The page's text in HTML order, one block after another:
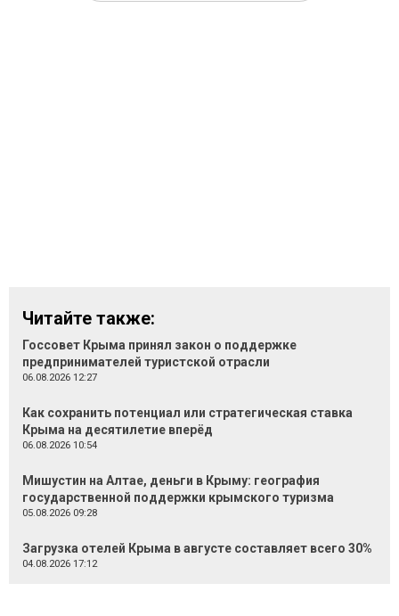
Читайте также:
Госсовет Крыма принял закон о поддержке
предпринимателей туристской отрасли
06.08.2026 12:27
Как сохранить потенциал или стратегическая ставка
Крыма на десятилетие вперёд
06.08.2026 10:54
Мишустин на Алтае, деньги в Крыму: география
государственной поддержки крымского туризма
05.08.2026 09:28
Загрузка отелей Крыма в августе составляет всего 30%
04.08.2026 17:12